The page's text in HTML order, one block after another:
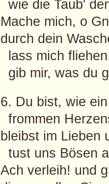
wie die Taub'
Mache mich, o
durch dein
lass mich
gib mir, was du
6. Du bist, wie
frommen
bleibst im Lieben
tust uns Bösen
Ach verleih! und